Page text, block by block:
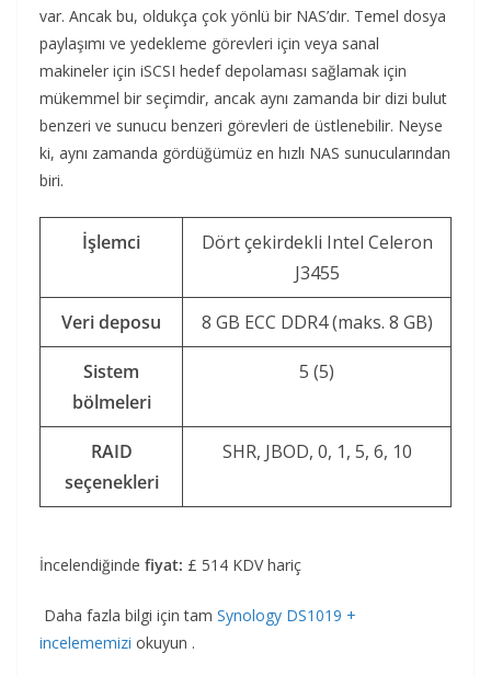
var. Ancak bu, oldukça çok yönlü bir NAS’dır. Temel dosya
paylaşımı ve yedekleme görevleri için veya sanal
makineler için iSCSI hedef depolaması sağlamak için
mükemmel bir seçimdir, ancak aynı zamanda bir dizi bulut
benzeri ve sunucu benzeri görevleri de üstlenebilir. Neyse
ki, aynı zamanda gördüğümüz en hızlı NAS sunucularından
biri.
İşlemci
Dört çekirdekli Intel Celeron
J3455
Veri deposu 8 GB ECC DDR4 (maks. 8 GB)
Sistem
bölmeleri
5 (5)
RAID
seçenekleri
SHR, JBOD, 0, 1, 5, 6, 10
İncelendiğinde fiyat: £ 514 KDV hariç
Daha fazla bilgi için tam Synology DS1019 +
incelememizi okuyun .